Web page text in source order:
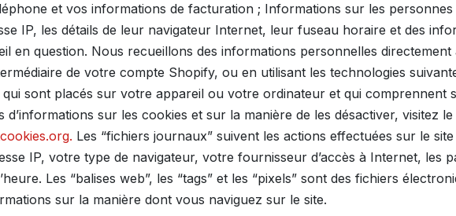
et vos informations de facturation ; Informations sur les personnes
IP, les détails de leur navigateur Internet, leur fuseau horaire et des
en question. Nous recueillons des informations personnelles
de votre compte Shopify, ou en utilisant les technologies
sont placés sur votre appareil ou votre ordinateur et qui comprennent
sur les cookies et sur la manière de les désactiver, visitez le
Les “fichiers journaux” suivent les actions effectuées sur le
IP, votre type de navigateur, votre fournisseur d’accès à Internet, les
Les “balises web”, les “tags” et les “pixels” sont des fichiers
sur la manière dont vous naviguez sur le site.